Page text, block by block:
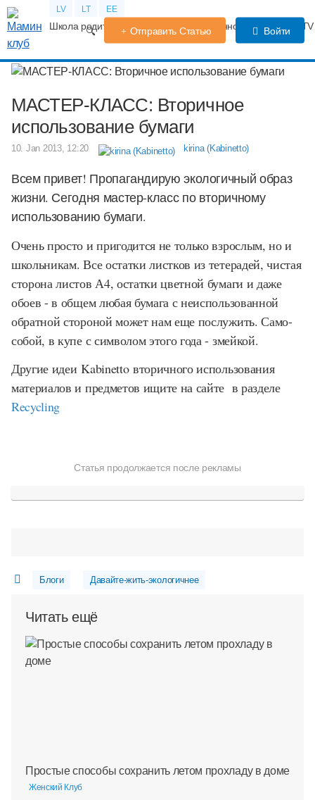
LV LT EE
Школа родителей Календарь беременности Форум
Отправить Статью Войти
МАСТЕР-КЛАСС: Вторичное
использование бумаги
10. Jan 2013, 12:20 kirina (Kabinetto)
Всем привет! Пропагандирую экологичный образ
жизни. Сегодня мастер-класс по вторичному
использованию бумаги.
Очень просто и пригодится не только взрослым, но и
школьникам. Все остатки листков из тетерадей, чистая
сторона листов А4, остатки цветной бумаги и даже
обоев - в общем любая бумага с неиспользованной
обратной стороной может нам еще послужить. Само-
собой, в купе с символом этого года - змейкой.
Другие идеи Kabinetto вторичного использования
материалов и предметов ищите на сайте в разделе
Recycling
Статья продолжается после рекламы
Блоги Давайте-жить-экологичнее
Читать ещё
Простые способы сохранить летом прохладу в доме
Женский Клуб